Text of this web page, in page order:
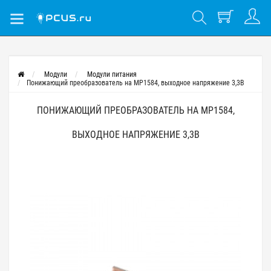
Модули
Модули питания
Понижающий преобразователь на MP1584, выходное напряжение 3,3В
ПОНИЖАЮЩИЙ ПРЕОБРАЗОВАТЕЛЬ НА MP1584,
ВЫХОДНОЕ НАПРЯЖЕНИЕ 3,3В